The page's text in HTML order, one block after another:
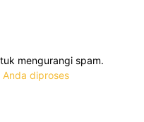
mengurangi spam.
diproses